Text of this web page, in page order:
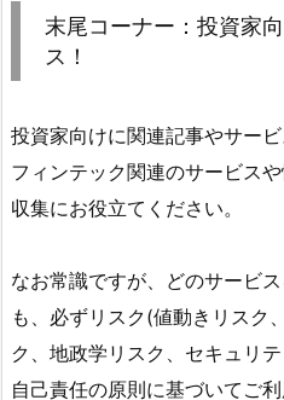
末尾コーナー：投資家
ス！
投資家向けに関連記事やサー
フィンテック関連のサービス
収集にお役立てください。
なお常識ですが、どのサービ
も、必ずリスク(値動きリスク
ク、地政学リスク、セキュリ
自己責任の原則に基づいてご利